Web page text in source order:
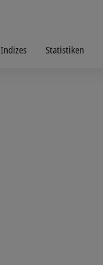
Indizes Statistiken